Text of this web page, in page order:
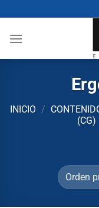
al
contenido
INICIO /
(CG)